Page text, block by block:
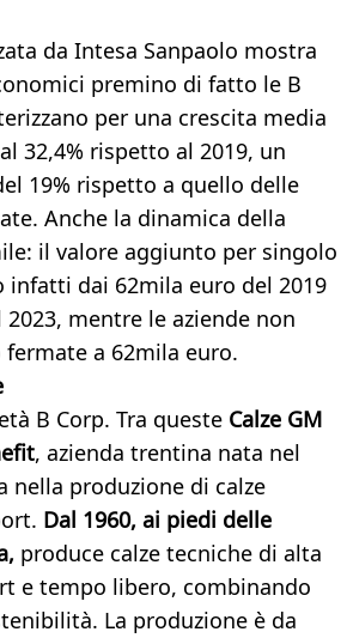
da Intesa Sanpaolo mostra
premino di fatto le B
per una crescita media
32,4% rispetto al 2019, un
19% rispetto a quello delle
Anche la dinamica della
il valore aggiunto per singolo
infatti dai 62mila euro del 2019
mentre le aziende non
a 62mila euro.
B Corp. Tra queste Calze GM
, azienda trentina nata nel
nella produzione di calze
Dal 1960, ai piedi delle
produce calze tecniche di alta
e tempo libero, combinando
La produzione è da